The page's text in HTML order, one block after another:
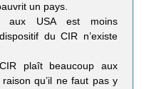
un pays.
aux USA est moins
du CIR n’existe
plaît beaucoup aux
qu’il ne faut pas y